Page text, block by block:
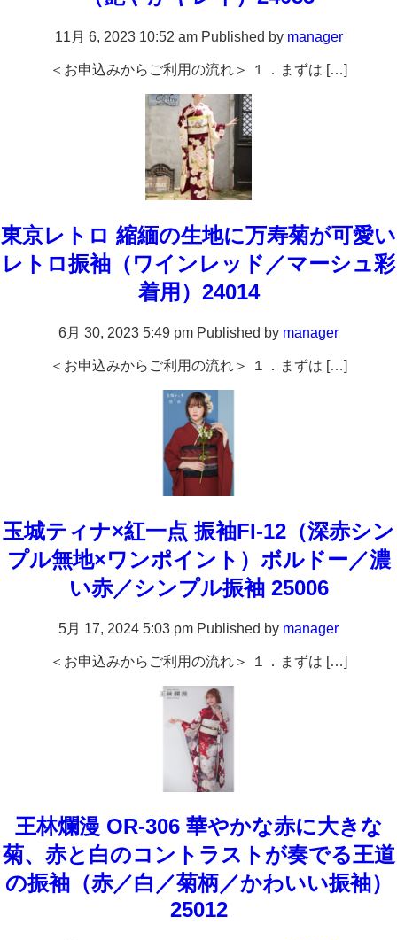
11月 6, 2023 10:52 am Published by manager
＜お申込みからご利用の流れ＞ １．まずは […]
東京レトロ 縮緬の生地に万寿菊が可愛い
レトロ振袖（ワインレッド／マーシュ彩
着用）24014
6月 30, 2023 5:49 pm Published by manager
＜お申込みからご利用の流れ＞ １．まずは […]
玉城ティナ×紅一点 振袖FI-12（深赤シン
プル無地×ワンポイント）ボルドー／濃
い赤／シンプル振袖 25006
5月 17, 2024 5:03 pm Published by manager
＜お申込みからご利用の流れ＞ １．まずは […]
王林爛漫 OR-306 華やかな赤に大きな
菊、赤と白のコントラストが奏でる王道
の振袖（赤／白／菊柄／かわいい振袖）
25012